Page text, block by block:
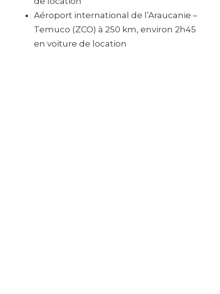
Aéroport international de l’Araucanie –
Temuco (ZCO) à 250 km, environ 2h45
en voiture de location